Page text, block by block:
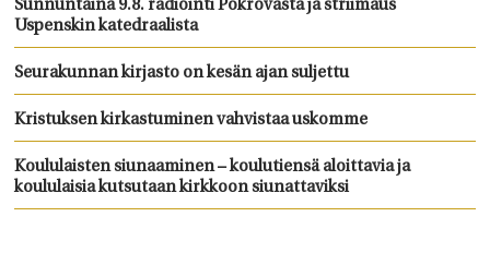
Sunnuntaina 9.8. radiointi Pokrovasta ja striimaus
Uspenskin katedraalista
Seurakunnan kirjasto on kesän ajan suljettu
Kristuksen kirkastuminen vahvistaa uskomme
Koululaisten siunaaminen – koulutiensä aloittavia ja
koululaisia kutsutaan kirkkoon siunattaviksi